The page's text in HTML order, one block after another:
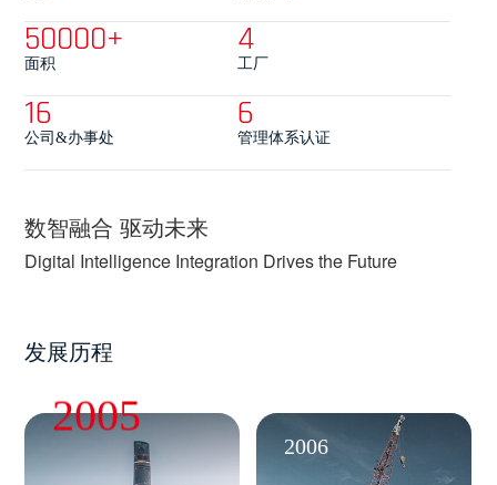
50000+
面积
4
工厂
16
公司&办事处
6
管理体系认证
数智融合 驱动未来
Digital Intelligence Integration Drives the Future
发展历程
2005
2006